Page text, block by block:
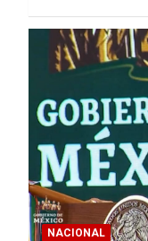
NACIONAL